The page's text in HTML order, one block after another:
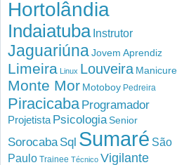
Hortolândia
Indaiatuba Instrutor
Jaguariúna Jovem Aprendiz
Limeira Linux Louveira Manicure
Monte Mor Motoboy Pedreira
Piracicaba Programador
Projetista PsicologiaSenior
Sorocaba Sql Sumaré São
Paulo Trainee Técnico Vigilante